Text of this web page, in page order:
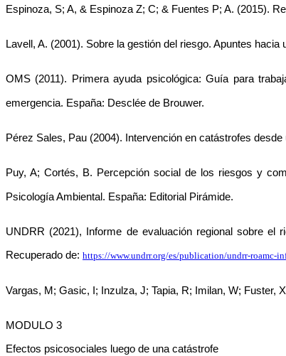
Espinoza, S; A, & Espinoza Z; C; & Fuentes P; A. (2015).
Lavell, A. (2001). Sobre la gestión del riesgo. Apuntes
OMS (2011). Primera ayuda psicológica: Guía para
emergencia. España: Desclée de Brouwer.
Pérez Sales, Pau (2004). Intervención en catástrofes
Puy, A; Cortés, B. Percepción social de los riesgos y
Psicología Ambiental. España: Editorial Pirámide.
UNDRR (2021), Informe de evaluación regional sobre
Recuperado de: https://www.undrr.org/es/publication/undrr-roamc-
Vargas, M; Gasic, I; Inzulza, J; Tapia, R; Imilan, W; Fuster,
MODULO 3
Efectos psicosociales luego de una catástrofe